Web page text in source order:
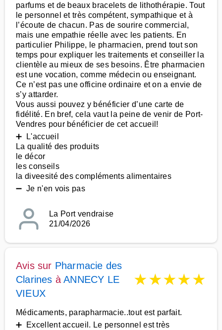
parfums et de beaux bracelets de lithothérapie. Tout
le personnel et très compétent, sympathique et à
l’écoute de chacun. Pas de sourire commercial,
mais une empathie réelle avec les patients. En
particulier Philippe, le pharmacien, prend tout son
temps pour expliquer les traitements et conseiller la
clientèle au mieux de ses besoins. Être pharmacien
est une vocation, comme médecin ou enseignant.
Ce n’est pas une officine ordinaire et on a envie de
s’y attarder.
Vous aussi pouvez y bénéficier d’une carte de
fidélité. En bref, cela vaut la peine de venir de Port-
Vendres pour bénéficier de cet accueil!
➕ L'accueil
La qualité des produits
le décor
les conseils
la diveesité des compléments alimentaires
➖ Je n'en vois pas
La Port vendraise
21/04/2026
Avis sur Pharmacie des
Clarines àANNECY LE
VIEUX
★★★★★
Médicaments, parapharmacie..tout est parfait.
➕ Excellent accueil. Le personnel est très